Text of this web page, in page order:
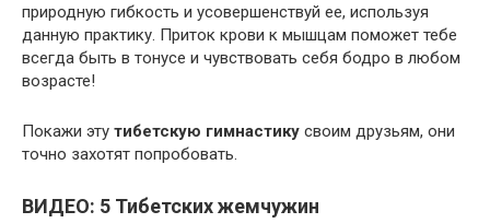
природную гибкость и усовершенствуй ее, используя
данную практику. Приток крови к мышцам поможет тебе
всегда быть в тонусе и чувствовать себя бодро в любом
возрасте!
Покажи эту тибетскую гимнастику своим друзьям, они
точно захотят попробовать.
ВИДЕО: 5 Тибетских жемчужин